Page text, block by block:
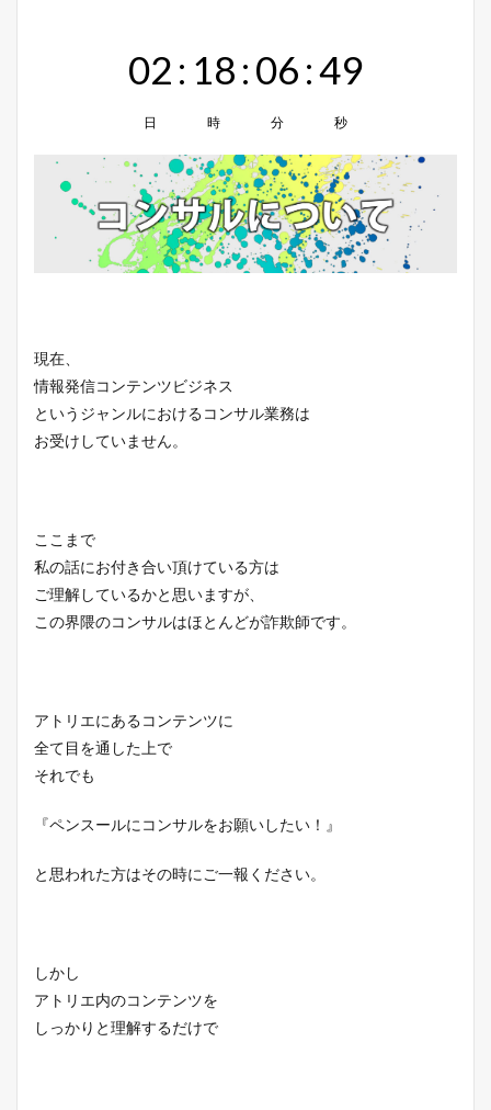
02
日
: 18
時
:06
分
:48
秒
現在、
情報発信コンテンツビジネス
というジャンルにおけるコンサル業務は
お受けしていません。
ここまで
私の話にお付き合い頂けている方は
ご理解しているかと思いますが、
この界隈のコンサルはほとんどが詐欺師です。
アトリエにあるコンテンツに
全て目を通した上で
それでも
『ペンスールにコンサルをお願いしたい！』
と思われた方はその時にご一報ください。
しかし
アトリエ内のコンテンツを
しっかりと理解するだけで